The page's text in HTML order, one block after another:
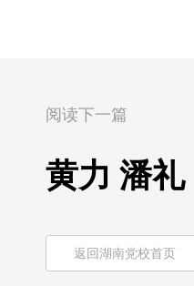
阅读下一篇
黄力 潘
返回湖南党校首页